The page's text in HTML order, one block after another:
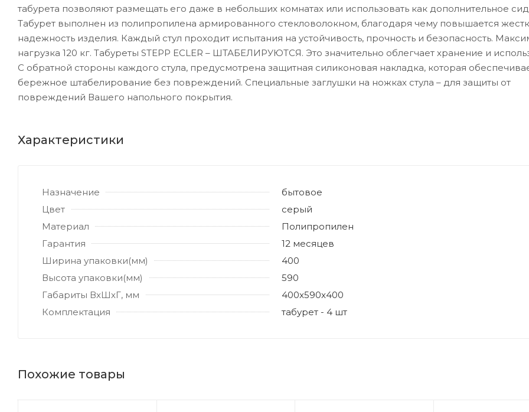
табурета позволяют размещать его даже в небольших комнатах или использовать как дополнительное
Табурет выполнен из полипропилена армированного стекловолокном, благодаря чему повышается
надежность изделия. Каждый стул проходит испытания на устойчивость, прочность и безопасность.
нагрузка 120 кг. Табуреты STEPP ECLER – ШТАБЕЛИРУЮТСЯ. Это значительно облегчает хранение и
С обратной стороны каждого стула, предусмотрена защитная силиконовая накладка, которая
бережное штабелирование без повреждений. Специальные заглушки на ножках стула – для защиты от
повреждений Вашего напольного покрытия.
Характеристики
Назначение
бытовое
Цвет
серый
Материал
Полипропилен
Гарантия
12 месяцев
Ширина упаковки(мм)
400
Высота упаковки(мм)
590
Габариты ВхШхГ, мм
400x590x400
Комплектация
табурет - 4 шт
Похожие товары